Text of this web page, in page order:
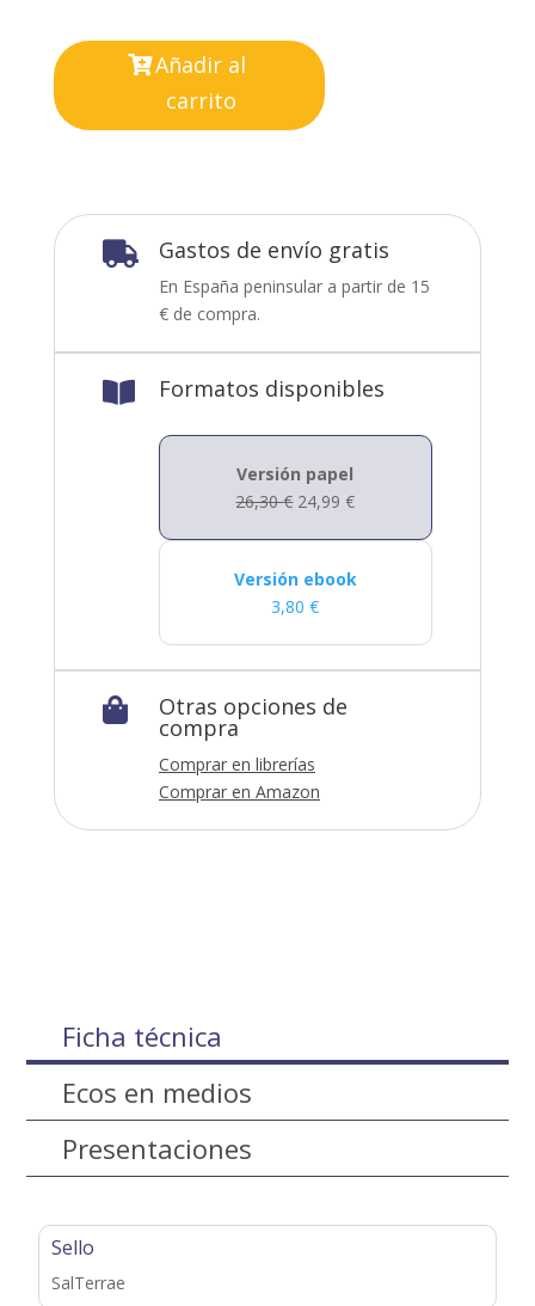
Añadir al
carrito
 Gastos de envío gratis
En España peninsular a partir de 15
€ de compra.
 Formatos disponibles
Versión papel
26,30€ 24,99€
Versión ebook
3,80€
 Otras opciones de
compra
Comprar en librerías
Comprar en Amazon
Ficha técnica
Ecos en medios
Presentaciones
Sello
SalTerrae